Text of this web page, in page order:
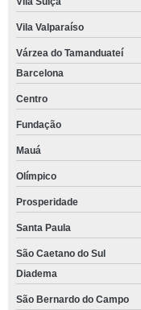
Vila Valparaíso
Várzea do Tamanduateí
Barcelona
Centro
Fundação
Mauá
Olímpico
Prosperidade
Santa Paula
São Caetano do Sul
Diadema
São Bernardo do Campo